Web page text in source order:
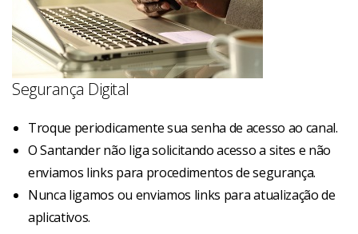
Segurança Digital
Troque periodicamente sua senha de acesso ao canal.
O Santander não liga solicitando acesso a sites e não
enviamos links para procedimentos de segurança.
Nunca ligamos ou enviamos links para atualização de
aplicativos.